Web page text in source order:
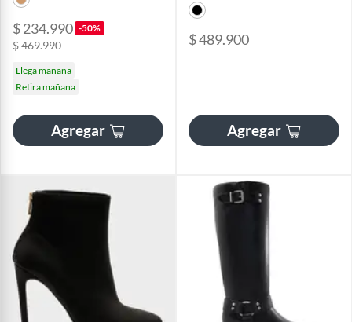
$ 234.990 -50%
$ 469.990
Llega mañana
Retira mañana
Agregar
$ 489.900
Agregar